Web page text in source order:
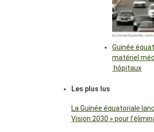
Guinée
matériel
hôpitaux
Les plus lus
La Guinée équatoriale
Vision 2030 » pour